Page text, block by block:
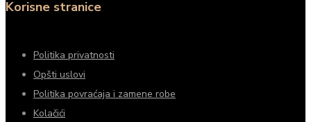
Korisne stranice
Politika privatnosti
Opšti uslovi
Politika povraćaja i zamene robe
Kolačići